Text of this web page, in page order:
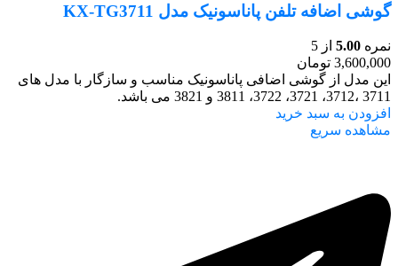
گوشی اضافه تلفن پاناسونیک مدل KX-TG3711
نمره 5.00 از 5
3,600,000 تومان
این مدل از گوشی اضافی پاناسونیک مناسب و سازگار با مدل‌ های
3711 ،3712، 3721، 3722، 3811 و 3821 می باشد.
افزودن به سبد خرید
مشاهده سریع